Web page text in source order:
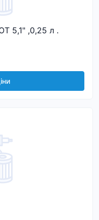
5,1" ,0,25 л .